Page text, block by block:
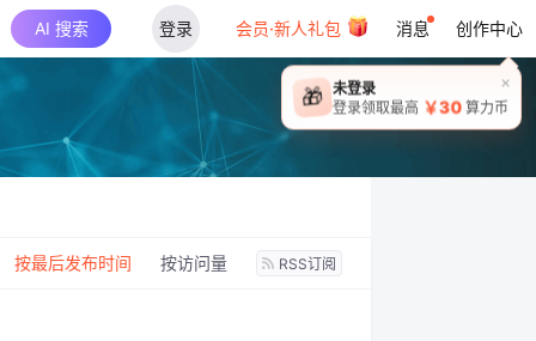
AI 搜索 登录 会员·新人礼包 消息 创作中心
×
🎁 未登录
登录领取最高 ￥30 算力币
按最后发布时间 按访问量 RSS订阅